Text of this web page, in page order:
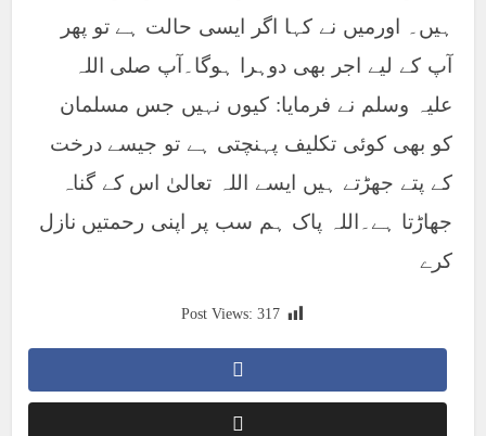
ہیں۔ اورمیں نے کہا اگر ایسی حالت ہے تو پھر
آپ کے لیے اجر بھی دوہرا ہوگا۔آپ صلی اللہ
علیہ وسلم نے فرمایا: کیوں نہیں جس مسلمان
کو بھی کوئی تکلیف پہنچتی ہے تو جیسے درخت
کے پتے جھڑتے ہیں ایسے اللہ تعالیٰ اس کے گناہ
جھاڑتا ہے۔اللہ پاک ہم سب پر اپنی رحمتیں نازل
کرے
Post Views: 317